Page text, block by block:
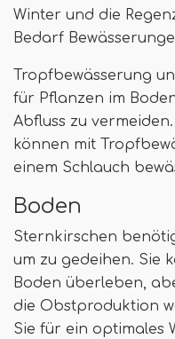
Winter und die
Bedarf
Tropfbewässerung
für Pflanzen im
Abfluss zu
können mit
einem Schlauch
Boden
Sternkirschen
um zu gedeihen. Sie
Boden überleben,
die Obstproduktion
Sie für ein optimales